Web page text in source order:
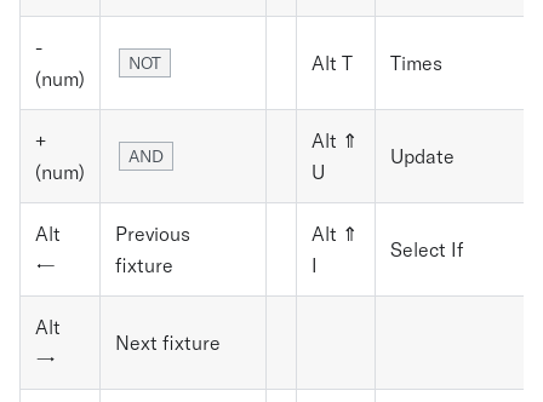
-
(num)
NOT Alt T Times
+
(num)
AND
Alt ⇑
U
Update
Alt
←
Previous
fixture
Alt ⇑
I
Select If
Alt
→
Next fixture